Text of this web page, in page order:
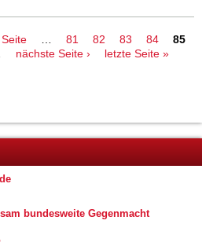
… 81 82 83 84
85
nächste Seite › letzte Seite »
bundesweite Gegenmacht